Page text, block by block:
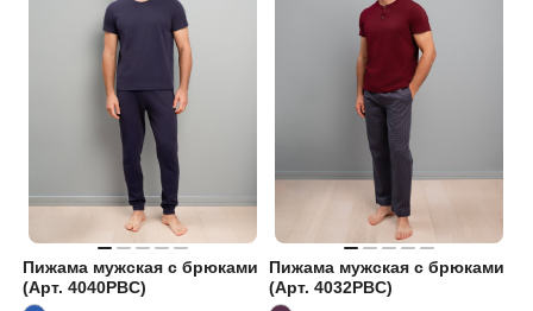
Пижама мужская с брюками
(Арт. 4040PBC)
Пижама мужская с брюками
(Арт. 4032PBC)